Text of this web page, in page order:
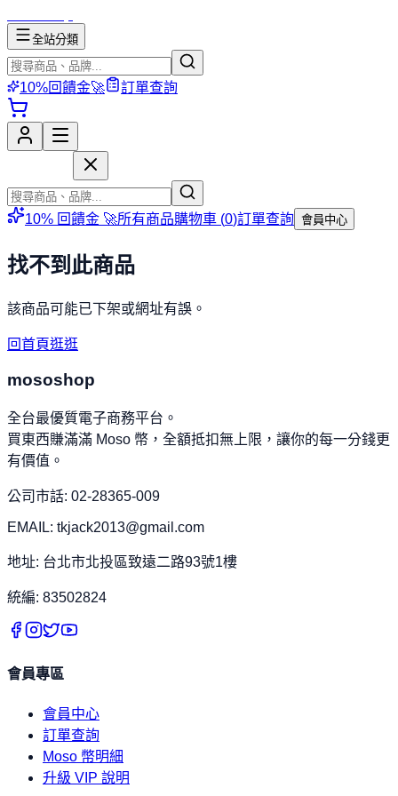
全站分類
10%回饋金🚀 訂單查詢
10% 回饋金 🚀所有商品購物車 (0)訂單查詢 會員中心
找不到此商品
該商品可能已下架或網址有誤。
回首頁逛逛
mososhop
全台最優質電子商務平台。
買東西賺滿滿 Moso 幣，全額抵扣無上限，讓你的每一分錢更
有價值。
公司市話: 02-28365-009
EMAIL: tkjack2013@gmail.com
地址: 台北市北投區致遠二路93號1樓
統編: 83502824
會員專區
會員中心
訂單查詢
Moso 幣明細
升級 VIP 說明